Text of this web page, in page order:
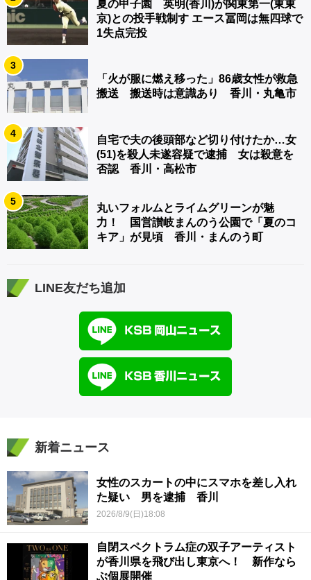
夏の甲子園 英明(香川)が関東第一(東東
京)との投手戦制す エース冨岡は無四球で
1失点完投
3
「火が服に燃え移った」86歳女性が救急
搬送 搬送時は意識あり 香川・丸亀市
4
自宅で夫の後頭部など切り付けたか…女
(51)を殺人未遂容疑で逮捕 女は殺意を
否認 香川・高松市
5
丸いフォルムとライムグリーンが魅
力！ 国営讃岐まんのう公園で「夏のコ
キア」が見頃 香川・まんのう町
LINE友だち追加
新着ニュース
女性のスカートの中にスマホを差し入れ
た疑い 男を逮捕 香川
2026/8/9(日)18:08
自閉スペクトラム症の双子アーティスト
が香川県を飛び出し東京へ！ 新作なら
ぶ個展開催